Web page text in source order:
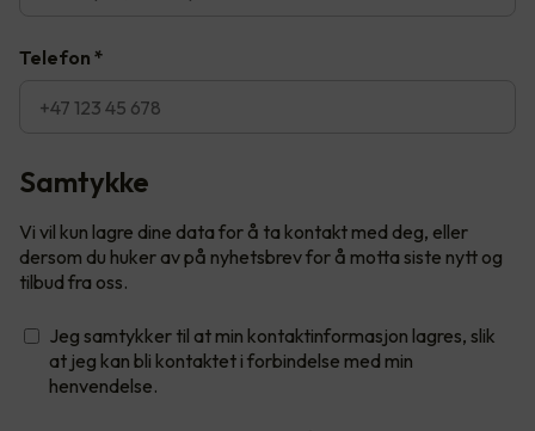
Telefon *
Samtykke
Vi vil kun lagre dine data for å ta kontakt med deg, eller
dersom du huker av på nyhetsbrev for å motta siste nytt og
tilbud fra oss.
Jeg samtykker til at min kontaktinformasjon lagres, slik
at jeg kan bli kontaktet i forbindelse med min
henvendelse.